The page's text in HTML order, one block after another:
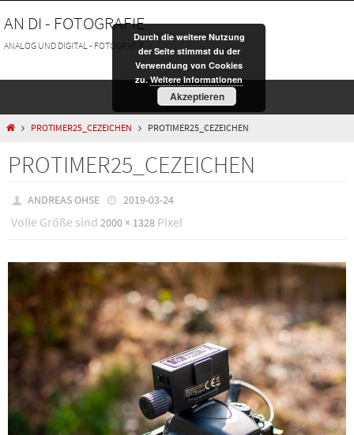
Inhalt
springen
AN DI - FOTOGRAFIE
ANALOG UND DIGITAL - FOTOGRAFIE
HOMEPROTIMER25_CEZEICHEN PROTIMER25_CEZEICHEN
PROTIMER25_CEZEICHEN
ANDREAS OHSE 2019-03-24
Volle Größe sind 2000 × 1328 Pixel
Durch die weitere Nutzung
der Seite stimmst du der
Verwendung von Cookies
zu.Weitere Informationen
Akzeptieren